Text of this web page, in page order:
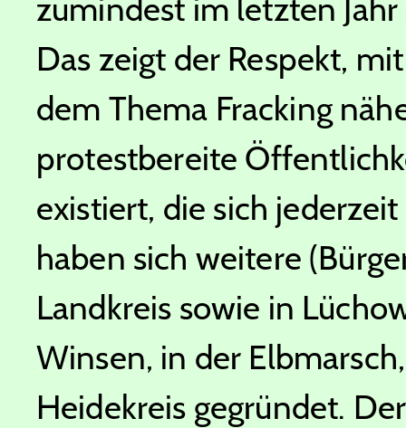
zumindest im letzten
Das zeigt der Respekt,
dem Thema Fracking
protestbereite
existiert, die sich
haben sich weitere
Landkreis sowie in
Winsen, in der
Heidekreis gegründet.